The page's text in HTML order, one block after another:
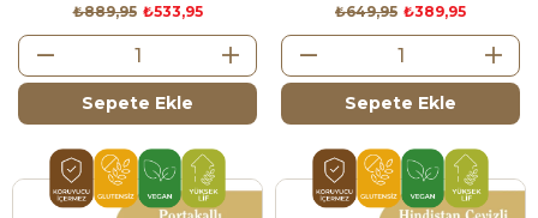
₺533,95
₺889,95
Sepete Ekle
₺389,95
₺649,95
Sepete Ekle